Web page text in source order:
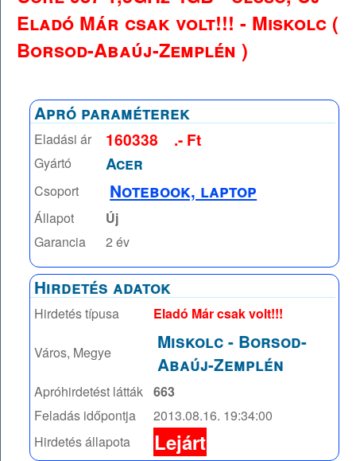
Eladó Már csak volt!!! - Miskolc (
Borsod-Abaúj-Zemplén )
Apró paraméterek
Eladási ár 160338 .- Ft
Gyártó Acer
Csoport Notebook, laptop
Állapot
Új
Garancia
2 év
Hirdetés adatok
Hirdetés típusa Eladó Már csak volt!!!
Város, Megye Miskolc- Borsod-
Abaúj-Zemplén
Apróhirdetést látták 663
Feladás időpontja
2013.08.16. 19:34:00
Hirdetés állapota
Lejárt